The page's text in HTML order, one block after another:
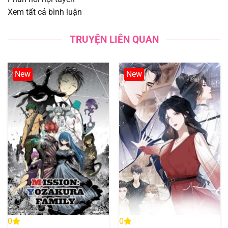
Chapter 554
Chapter 552 13/08/2025
Chapter 551 13/08/2025
Chapter 550 13/08/2025
Chapter 549 13/08/2025
Chapter 548 13/08/2025
Chapter 547 13/08/2025
Chapter 546
Xem tất cả bình luận
TRUYỆN LIÊN QUAN
New
0
New
0